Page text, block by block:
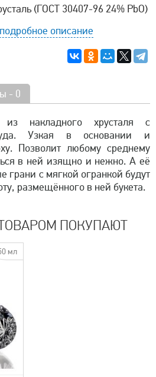
(ГОСТ 30407-96 24% PbO)
описание
- 0
из накладного хрусталя с
Узкая в основании и
Позволит любому среднему
в ней изящно и нежно. А её
грани с мягкой огранкой будут
размещённого в ней букета.
ПОКУПАЮТ
мл